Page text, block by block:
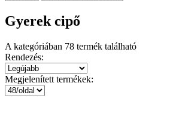
Gyerek cipő
A kategóriában 78 termék található
Rendezés:
Megjelenített termékek: